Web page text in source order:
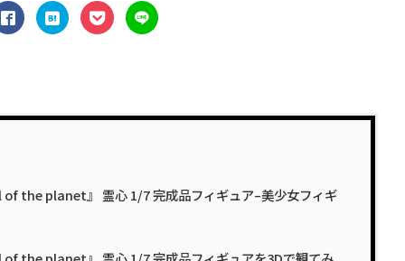
the planet』 霊心 1/7 完成品フィギュア–美少女フィギ